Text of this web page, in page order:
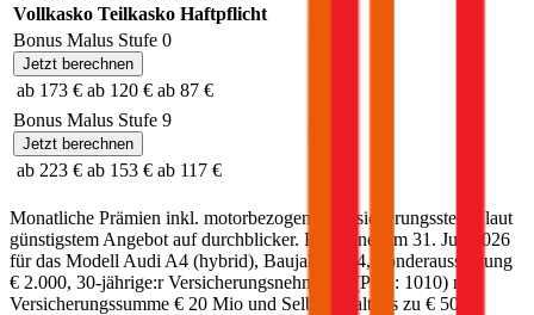
Vollkasko Teilkasko Haftpflicht
Bonus Malus Stufe 0
Jetzt berechnen
ab 173 € ab 120 € ab 87 €
Bonus Malus Stufe 9
Jetzt berechnen
ab 223 € ab 153 € ab 117 €
Monatliche Prämien inkl. motorbezogener Versicherungssteuer laut
günstigstem Angebot auf durchblicker. Berechnet am 31. Juli 2026
für das Modell Audi A4 (hybrid), Baujahr 2024, Sonderausstattung
€ 2.000, 30-jährige:rVersicherungsnehmer:in (PLZ: 1010) mit
Versicherungssumme € 20 Mio und Selbstbehalt bis zu € 500